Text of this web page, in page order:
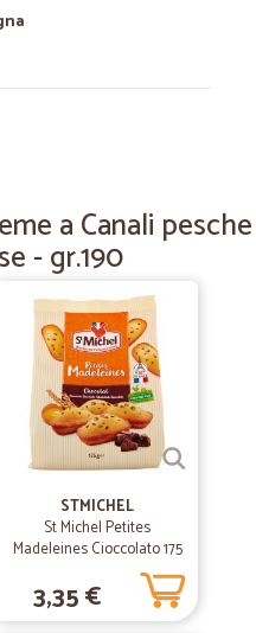
a…
prezzo
13/10/2020
21/08/2020
a Canali pesche
- gr.190
STMICHEL
St Michel Petites
Madeleines Cioccolato 175
3,35 €